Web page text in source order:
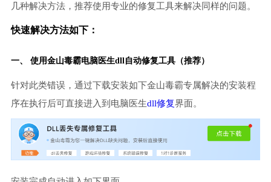
几种解决方法，推荐使用专业的修复工具来解决同样的问题。
快速解决方法如下：
一、 使用金山毒霸电脑医生dll自动修复工具（推荐）
针对此类错误，通过下载安装如下金山毒霸专属解决的安装程
序在执行后可直接进入到电脑医生dll修复界面。